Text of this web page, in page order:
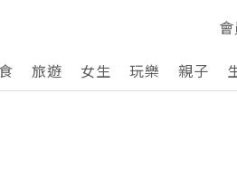
旅遊 女生 玩樂 親子